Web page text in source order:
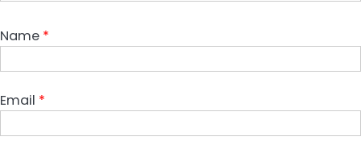
Name *
Email *